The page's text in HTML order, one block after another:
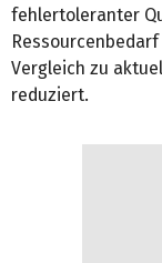
fehlertoleranter
Vergleich zu
reduziert.